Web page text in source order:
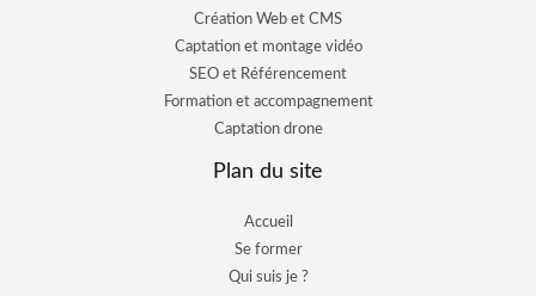
Création Web et CMS
Captation et montage vidéo
SEO et Référencement
Formation et accompagnement
Captation drone
Plan du site
Accueil
Se former
Qui suis je ?